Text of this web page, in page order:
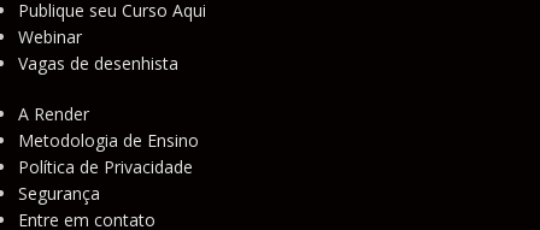
Publique seu Curso Aqui
Webinar
Vagas de desenhista
A Render
Metodologia de Ensino
Política de Privacidade
Segurança
Entre em contato